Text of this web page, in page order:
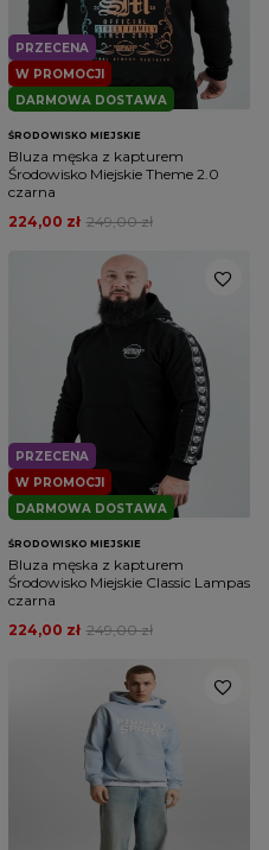
W PROMOCJI
PRZECENA
DARMOWA DOSTAWA
ŚRODOWISKO MIEJSKIE
Bluza męska z kapturem
Środowisko Miejskie Theme 2.0
czarna
249,00 zł
224,00 zł
W PROMOCJI
PRZECENA
DARMOWA DOSTAWA
ŚRODOWISKO MIEJSKIE
Bluza męska z kapturem
Środowisko Miejskie Classic Lampas
czarna
249,00 zł
224,00 zł